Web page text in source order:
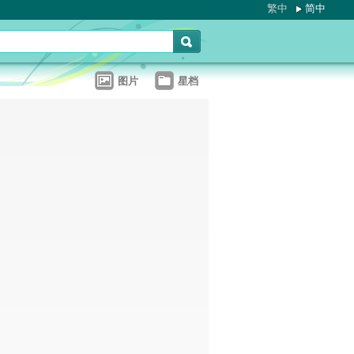
繁中 简中
图片 星档